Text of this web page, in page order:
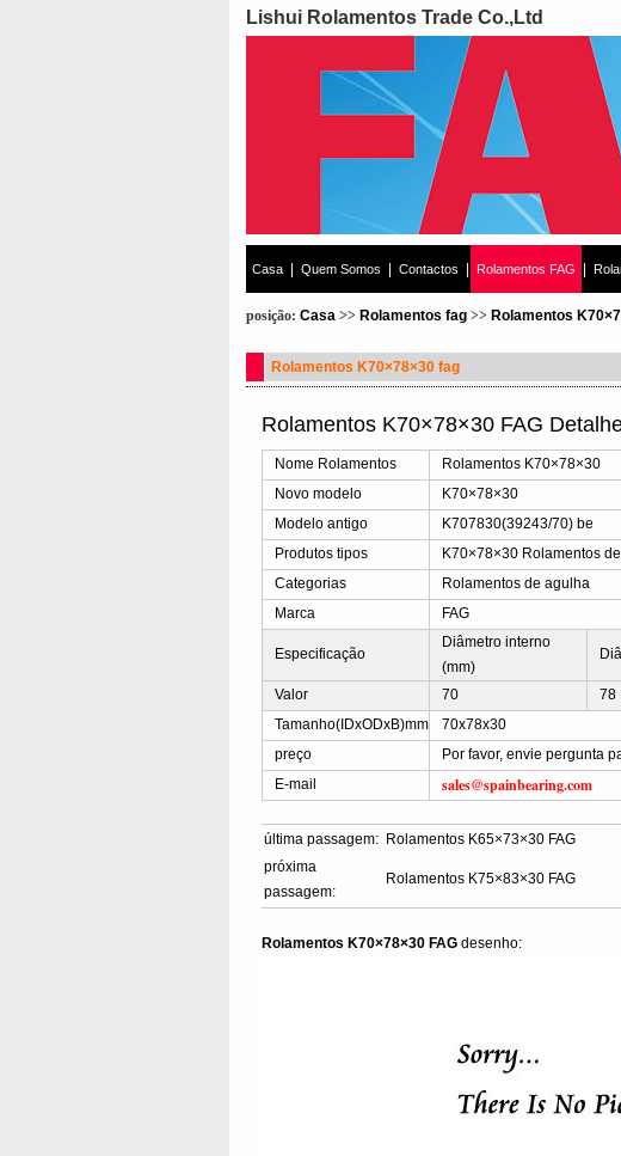
Lishui Rolamentos Trade Co.,Ltd
Casa Quem Somos Contactos Rolamentos FAG
posição: Casa >> Rolamentos fag >> Rolamentos
Rolamentos K70×78×30 fag
Rolamentos K70×78×30 FAG
Nome Rolamentos
Rolamentos K70×78×30
Novo modelo
K70×78×30
Modelo antigo
K707830(39243/70) be
Produtos tipos
K70×78×30 Rolamentos
Categorias
Rolamentos de agulha
Marca
FAG
Especificação
Diâmetro interno
(mm)
Valor 70 78
Tamanho(IDxODxB)mm
70x78x30
preço
Por favor, envie pergunta
E-mail
sales@spainbearing.com
última passagem: Rolamentos K65×73×30 FAG
próxima
passagem:
Rolamentos K75×83×30 FAG
Rolamentos K70×78×30 FAG desenho: